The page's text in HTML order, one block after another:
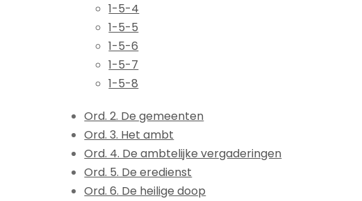
1-5-4
1-5-5
1-5-6
1-5-7
1-5-8
Ord. 2. De gemeenten
Ord. 3. Het ambt
Ord. 4. De ambtelijke vergaderingen
Ord. 5. De eredienst
Ord. 6. De heilige doop